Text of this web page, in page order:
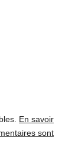
En savoir
sont